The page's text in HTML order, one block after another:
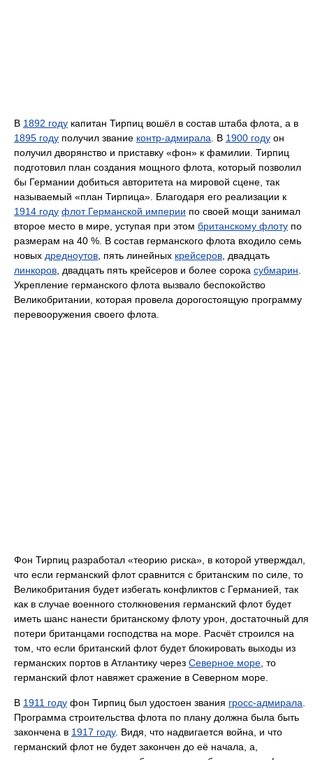
В 1892 году капитан Тирпиц вошёл в состав штаба флота, а в
1895 году получил звание контр-адмирала . В 1900 году он
получил дворянство и приставку «фон» к фамилии. Тирпиц
подготовил план создания мощного флота, который позволил
бы Германии добиться авторитета на мировой сцене, так
называемый «план Тирпица». Благодаря его реализации к
1914 году флот Германской империи по своей мощи занимал
второе место в мире, уступая при этом британскому флоту по
размерам на 40 %. В состав германского флота входило семь
новых дредноутов , пять линейных крейсеров , двадцать
линкоров , двадцать пять крейсеров и более сорока субмарин
Укрепление германского флота вызвало беспокойство
Великобритании, которая провела дорогостоящую программу
перевооружения своего флота.
Фон Тирпиц разработал «теорию риска», в которой утверждал,
что если германский флот сравнится с британским по силе, то
Великобритания будет избегать конфликтов с Германией, так
как в случае военного столкновения германский флот будет
иметь шанс нанести британскому флоту урон, достаточный для
потери британцами господства на море. Расчёт строился на
том, что если британский флот будет блокировать выходы из
германских портов в Атлантику через Северное море , то
германский флот навяжет сражение в Северном море.
В 1911 году фон Тирпиц был удостоен звания гросс-адмирала
Программа строительства флота по плану должна была быть
закончена в 1917 году. Видя, что надвигается война, и что
германский флот не будет закончен до её начала, а,